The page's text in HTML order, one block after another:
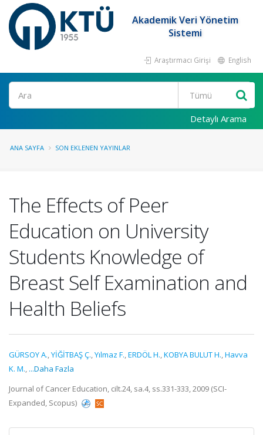
Akademik Veri Yönetim
Sistemi
Araştırmacı Girişi English
Ara
Detaylı Arama
ANA SAYFA SON EKLENEN YAYINLAR
The Effects of Peer
Education on University
Students Knowledge of
Breast Self Examination and
Health Beliefs
GÜRSOY A.,YİĞİTBAŞ Ç.,Yılmaz F.,ERDÖL H.,KOBYA BULUT H.,Havva
K. M., ...Daha Fazla
Journal of Cancer Education, cilt.24, sa.4, ss.331-333, 2009 (SCI-
Expanded, Scopus)